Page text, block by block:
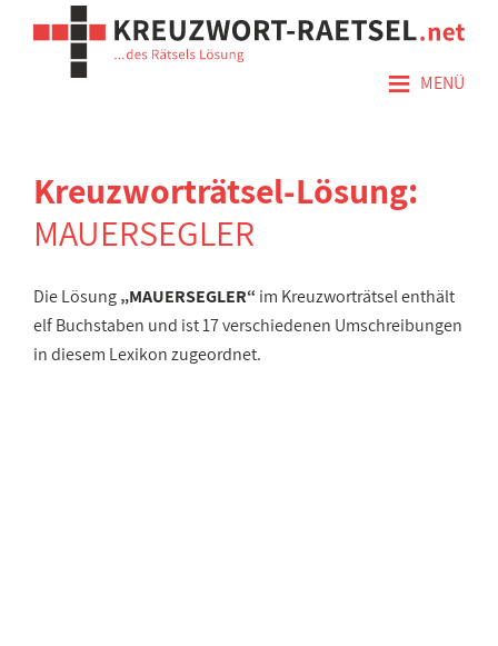
≡ MENÜ
Kreuzworträtsel-Lösung:
MAUERSEGLER
Die Lösung„MAUERSEGLER“ im Kreuzworträtsel enthält
elf Buchstaben und ist 17 verschiedenen Umschreibungen
in diesem Lexikon zugeordnet.